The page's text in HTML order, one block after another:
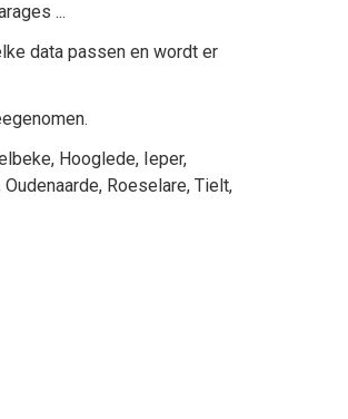
...
data passen en wordt er
, Hooglede, Ieper,
Oudenaarde, Roeselare, Tielt,